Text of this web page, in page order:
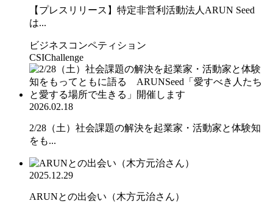
【プレスリリース】特定非営利活動法人ARUN Seed
は...
ビジネスコンペティション
CSIChallenge
2026.02.18
2/28（土）社会課題の解決を起業家・活動家と体験知
をも...
2025.12.29
ARUNとの出会い（木方元治さん）